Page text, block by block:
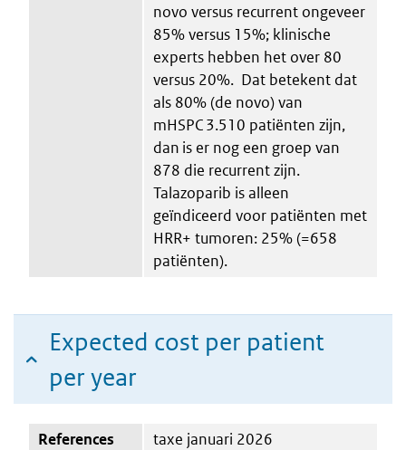
novo versus recurrent ongeveer
85% versus 15%; klinische
experts hebben het over 80
versus 20%. ​ Dat betekent dat
als 80% (de novo) van
mHSPC 3.510 patiënten zijn,
dan is er nog een groep van
878 die recurrent zijn.​
Talazoparib is alleen
geïndiceerd voor patiënten met
HRR+ tumoren: 25% (=658
patiënten).
Expected cost per patient
per year
References
taxe januari 2026